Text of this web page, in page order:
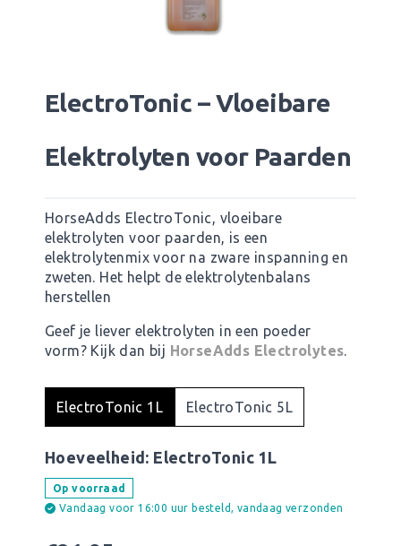
ElectroTonic – Vloeibare
Elektrolyten voor Paarden
HorseAdds ElectroTonic, vloeibare
elektrolyten voor paarden, is een
elektrolytenmix voor na zware inspanning en
zweten. Het helpt de elektrolytenbalans
herstellen
Geef je liever elektrolyten in een poeder
vorm? Kijk dan bij HorseAdds Electrolytes.
ElectroTonic 1L ElectroTonic 5L
Hoeveelheid: ElectroTonic 1L
Op voorraad
Vandaag voor 16:00 uur besteld, vandaag verzonden